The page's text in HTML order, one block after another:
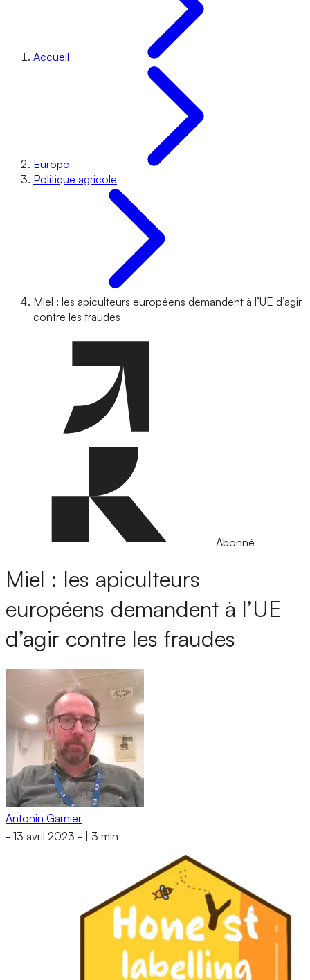
Accueil
Europe
Politique agricole
Miel : les apiculteurs européens demandent à l’UE d’agir
contre les fraudes
Abonné
Miel : les apiculteurs
européens demandent à l’UE
d’agir contre les fraudes
Antonin Garnier
- 13 avril 2023 - 3 min